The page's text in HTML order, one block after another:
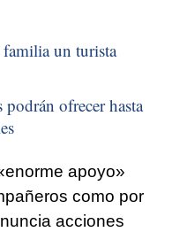
un turista
ofrecer hasta
apoyo»
como por
acciones